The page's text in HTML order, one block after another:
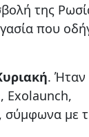
της
που
. Ήταν
Exolaunch,
σύμφωνα με